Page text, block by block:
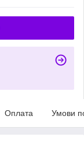
Оплата Умови